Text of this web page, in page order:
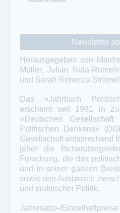
Newsletter
Herausgegeben von
Müller, Julian Nida-
und Sarah Rebecca Strömel
Das »Jahrbuch
erscheint seit 1991 in
»Deutschen
Politischen Denkens«
Gesellschaft entsprechend
jeher die
Forschung, die das
und in seiner ganzen
sowie den Austausch
und praktischer Politik.
Jahresabo-/